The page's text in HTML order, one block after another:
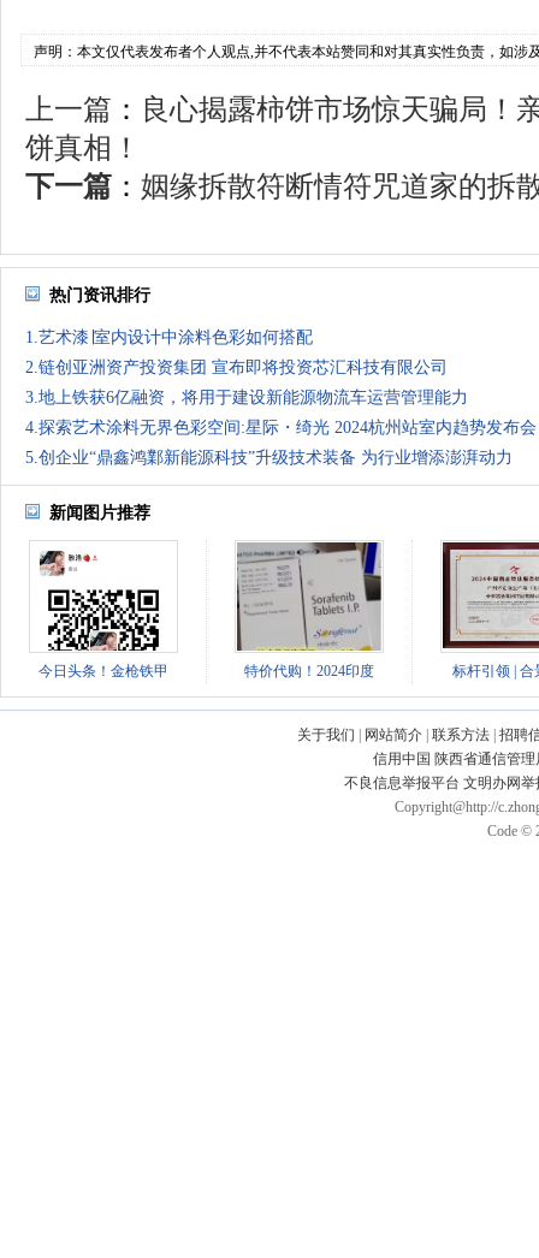
声明：本文仅代表发布者个人观点,并不代表本站赞同和对其真实性负责，如涉
上一篇 ： 良心揭露柿饼市场惊天骗局！
饼真相！
下一篇 ： 姻缘拆散符断情符咒道家的拆
热门资讯排行
1.艺术漆∣室内设计中涂料色彩如何搭配
2.链创亚洲资产投资集团 宣布即将投资芯汇科技有限公司
3.地上铁获6亿融资，将用于建设新能源物流车运营管理能力
4.探索艺术涂料无界色彩空间:星际・绮光 2024杭州站室内趋势发布会
5.创企业“鼎鑫鸿鄴新能源科技”升级技术装备 为行业增添澎湃动力
新闻图片推荐
今日头条！金枪铁甲 特价代购！2024印度 标杆引领 | 合
关于我们 网站简介 联系方法 招聘
信用中国 陕西省通信管理
不良信息举报平台 文明办网
Copyright@http://
Code ©